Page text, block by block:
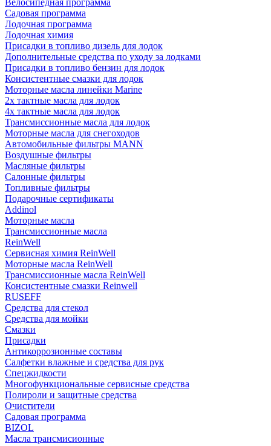
Велосипедная программа
Садовая программа
Лодочная программа
Лодочная химия
Присадки в топливо дизель для лодок
Дополнительные средства по уходу за лодками
Присадки в топливо бензин для лодок
Консистентные смазки для лодок
Моторные масла линейки Marine
2х тактные масла для лодок
4х тактные масла для лодок
Трансмиссионные масла для лодок
Моторные масла для снегоходов
Автомобильные фильтры MANN
Воздушные фильтры
Масляные фильтры
Салонные фильтры
Топливные фильтры
Подарочные сертификаты
Addinol
Моторные масла
Трансмиссионные масла
ReinWell
Сервисная химия ReinWell
Моторные масла ReinWell
Трансмиссионные масла ReinWell
Консистентные смазки Reinwell
RUSEFF
Средства для стекол
Средства для мойки
Смазки
Присадки
Антикоррозионные составы
Салфетки влажные и средства для рук
Спецжидкости
Многофункциональные сервисные средства
Полироли и защитные средства
Очистители
Садовая программа
BIZOL
Масла трансмисионные